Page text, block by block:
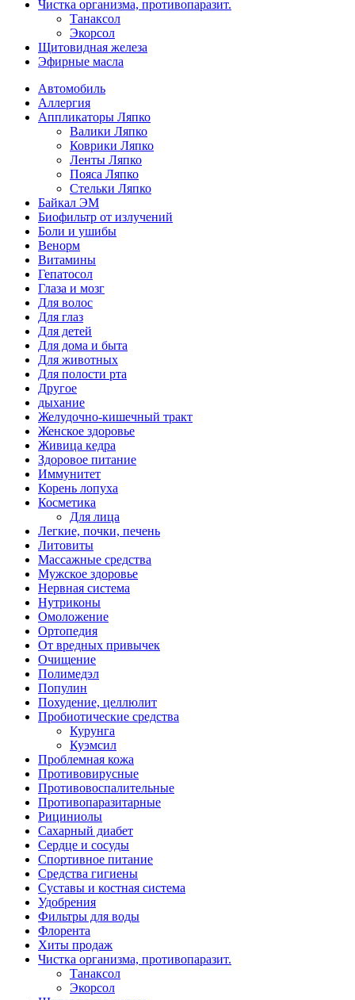
Чистка организма, противопаразит.
Танаксол
Экорсол
Щитовидная железа
Эфирные масла
Автомобиль
Аллергия
Аппликаторы Ляпко
Валики Ляпко
Коврики Ляпко
Ленты Ляпко
Пояса Ляпко
Стельки Ляпко
Байкал ЭМ
Биофильтр от излучений
Боли и ушибы
Венорм
Витамины
Гепатосол
Глаза и мозг
Для волос
Для глаз
Для детей
Для дома и быта
Для животных
Для полости рта
Другое
дыхание
Желудочно-кишечный тракт
Женское здоровье
Живица кедра
Здоровое питание
Иммунитет
Корень лопуха
Косметика
Для лица
Легкие, почки, печень
Литовиты
Массажные средства
Мужское здоровье
Нервная система
Нутриконы
Омоложение
Ортопедия
От вредных привычек
Очищение
Полимедэл
Популин
Похудение, целлюлит
Пробиотические средства
Курунга
Куэмсил
Проблемная кожа
Противовирусные
Противовоспалительные
Противопаразитарные
Рициниолы
Сахарный диабет
Сердце и сосуды
Спортивное питание
Средства гигиены
Суставы и костная система
Удобрения
Фильтры для воды
Флорента
Хиты продаж
Чистка организма, противопаразит.
Танаксол
Экорсол